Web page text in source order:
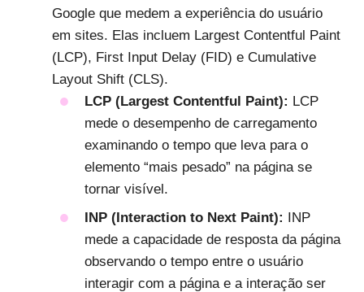
Google que medem a experiência do usuário
em sites. Elas incluem Largest Contentful Paint
(LCP), First Input Delay (FID) e Cumulative
Layout Shift (CLS).
LCP (Largest Contentful Paint): LCP
mede o desempenho de carregamento
examinando o tempo que leva para o
elemento “mais pesado” na página se
tornar visível.
INP (Interaction to Next Paint): INP
mede a capacidade de resposta da página
observando o tempo entre o usuário
interagir com a página e a interação ser